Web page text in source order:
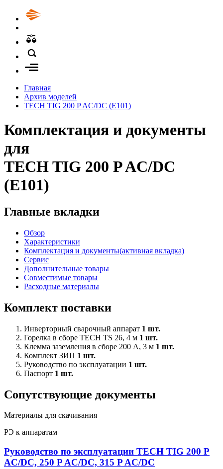
Главная
Архив моделей
TECH TIG 200 P AC/DC (E101)
Комплектация и документы
для
TECH TIG 200 P AC/DC
(E101)
Главные вкладки
Обзор
Характеристики
Комплектация и документы(активная вкладка)
Сервис
Дополнительные товары
Совместимые товары
Расходные материалы
Комплект поставки
Инверторный сварочный аппарат 1 шт.
Горелка в сборе TECH TS 26, 4 м 1 шт.
Клемма заземления в сборе 200 А, 3 м 1 шт.
Комплект ЗИП 1 шт.
Руководство по эксплуатации 1 шт.
Паспорт 1 шт.
Сопутствующие документы
Материалы для скачивания
РЭ к аппаратам
Руководство по эксплуатации TECH TIG 200 P
AC/DC, 250 P AC/DC, 315 P AC/DC